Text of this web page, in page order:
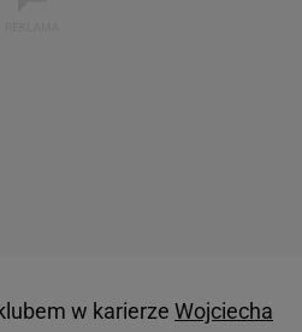
w karierze Wojciecha